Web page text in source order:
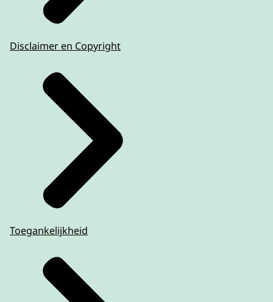
Disclaimer en Copyright
Toegankelijkheid